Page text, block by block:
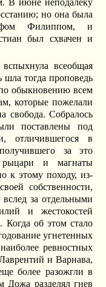
В июне неподалеку
но она была
Филиппом, и
был схвачен и
всеобщая
шла тогда проповедь
обыкновению всем
которые пожелали
свобода. Собралось
поставлены под
отличившегося в
за это
рыцари и магнаты
к этому походу, из-
собственности,
за отдельными
и жестокостей
Когда об этом стало
угнетенных
ревностных
и Варнава,
более разожгли в
Дожа разделял гнев